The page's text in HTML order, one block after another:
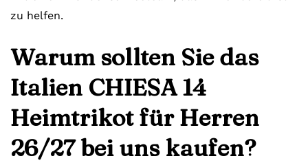
zu helfen.
Warum sollten Sie das
Italien CHIESA 14
Heimtrikot für Herren
26/27 bei uns kaufen?